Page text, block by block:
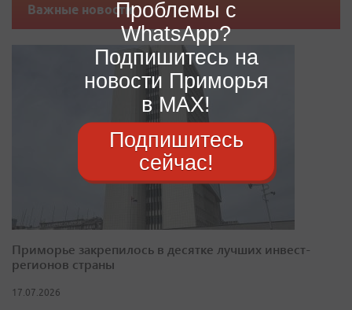
Важные новости
Приморье закрепилось в десятке лучших инвест-
регионов страны
17.07.2026
Проблемы с
WhatsApp?
Подпишитесь на
новости Приморья
в MAX!
Подпишитесь
сейчас!